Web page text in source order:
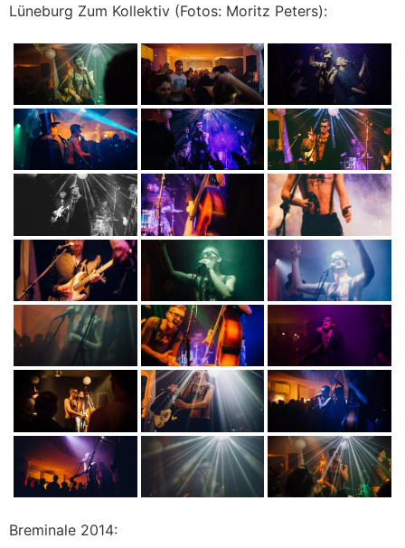
Lüneburg Zum Kollektiv (Fotos: Moritz Peters):
Breminale 2014: